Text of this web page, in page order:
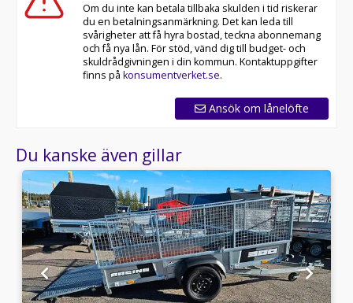
Om du inte kan betala tillbaka skulden i tid riskerar
du en betalningsanmärkning. Det kan leda till
svårigheter att få hyra bostad, teckna abonnemang
och få nya lån. För stöd, vänd dig till budget- och
skuldrådgivningen i din kommun. Kontaktuppgifter
finns på konsumentverket.se.
Ansök om lånelöfte
Du kanske även gillar